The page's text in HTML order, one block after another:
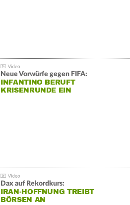
Neue Vorwürfe gegen FIFA:
INFANTINO BERUFT
KRISENRUNDE EIN
Dax auf Rekordkurs:
IRAN-HOFFNUNG TREIBT
BÖRSEN AN